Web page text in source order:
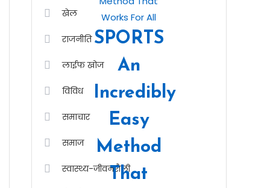
खेल
राजनीति
लाईफ खोज
विविध
समाचार
समाज
स्वास्थ्य-जीवनशैली
SPORTS
An
Incredibly
Easy
Method
That